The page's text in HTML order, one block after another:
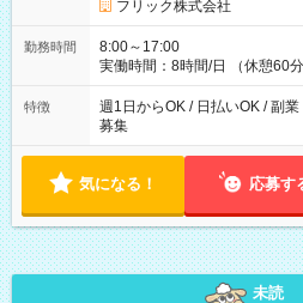
フリック株式会社
勤務時間
8:00～17:00
実働時間：8時間/日 （休憩60分）
募集は行っておりません。予
特徴
週1日からOK / 日払いOK / 副
募集
気になる！ 応募す
未読